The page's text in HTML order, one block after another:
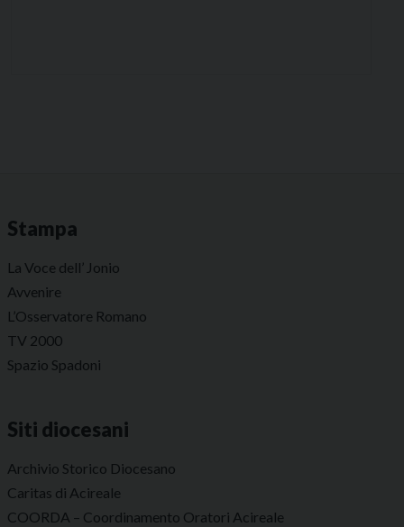
Stampa
La Voce dell’ Jonio
Avvenire
L’Osservatore Romano
TV 2000
Spazio Spadoni
Siti diocesani
Archivio Storico Diocesano
Caritas di Acireale
COORDA – Coordinamento Oratori Acireale